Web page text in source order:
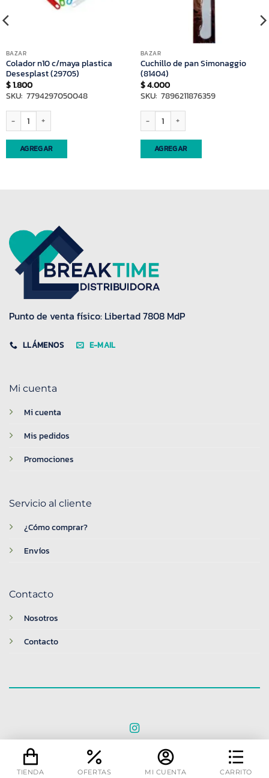
BAZAR
Colador n10 c/maya plastica
Desesplast (29705)
$1.800
SKU: 7794297050048
Colador n10 c/maya plastica Desesplast (29705) cantidad
AGREGAR
BAZAR
Cuchillo de pan Simonaggio
(81404)
$4.000
SKU: 7896211876359
Cuchillo de pan Simonaggio (81404)
AGREGAR
Punto de venta físico: Libertad 7808 MdP
LLÁMENOS E-MAIL
Mi cuenta
Mi cuenta
Mis pedidos
Promociones
Servicio al cliente
¿Cómo comprar?
Envíos
Contacto
Nosotros
Contacto
© 2026 BreakTime
TIENDA OFERTAS MI CUENTA CARRITO